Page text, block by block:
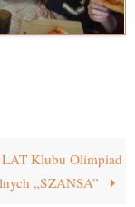
Klubu Olimpiad
„SZANSA”